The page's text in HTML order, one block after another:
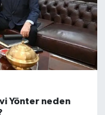
Yönter neden